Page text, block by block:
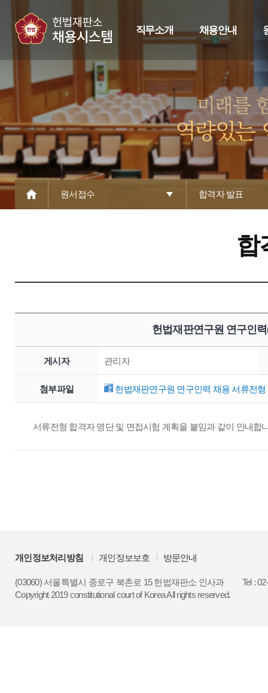
직무소개 채용안내
원서접수 합격자 발표
합
헌법재판연구원 연구인
게시자 관리자
첨부파일 헌법재판연구원 연구인력 채용 서류전형
서류전형 합격자 명단 및 면접시험 계획을 붙임과 같이 안내합
개인정보처리방침 개인정보보호 방문안내
(03060) 서울특별시 종로구 북촌로 15 헌법재판소 인사과
Tel :
Copyright 2019 constitutional court of Korea All rights reserved.